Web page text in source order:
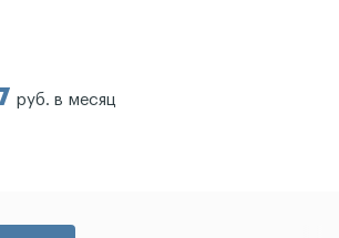
руб. в месяц